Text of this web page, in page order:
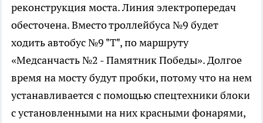
реконструкция моста. Линия электропередач
обесточена. Вместо троллейбуса №9 будет
ходить автобус №9 "Т", по маршруту
«Медсанчасть №2 - Памятник Победы». Долгое
время на мосту будут пробки, потому что на нем
устанавливается с помощью спецтехники блоки
с установленными на них красными фонарями,